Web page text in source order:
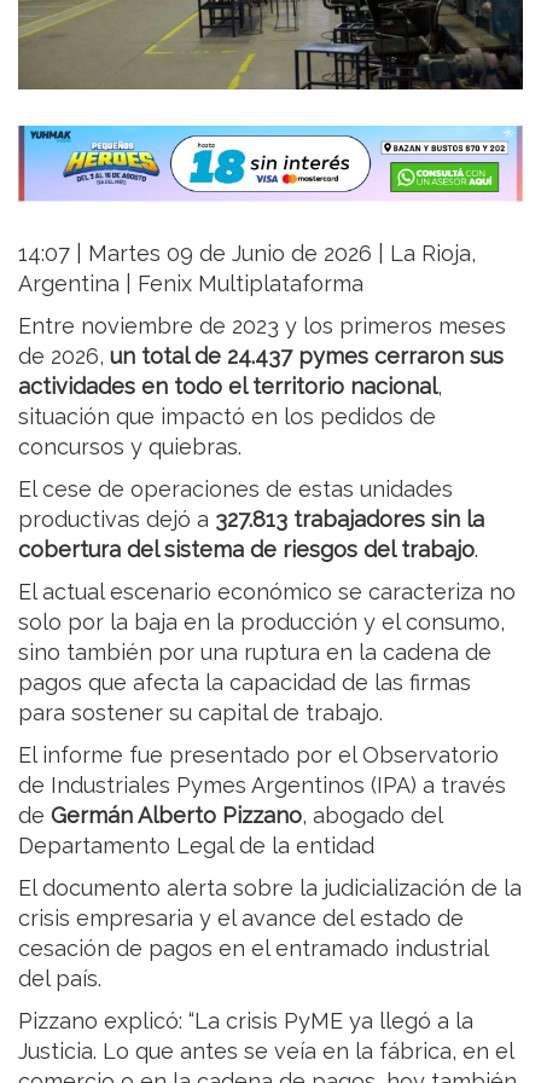
14:07 | Martes 09 de Junio de 2026 | La Rioja,
Argentina | Fenix Multiplataforma
Entre noviembre de 2023 y los primeros meses
de 2026, un total de 24.437 pymes cerraron sus
actividades en todo el territorio nacional,
situación que impactó en los pedidos de
concursos y quiebras.
El cese de operaciones de estas unidades
productivas dejó a 327.813 trabajadores sin la
cobertura del sistema de riesgos del trabajo.
El actual escenario económico se caracteriza no
solo por la baja en la producción y el consumo,
sino también por una ruptura en la cadena de
pagos que afecta la capacidad de las firmas
para sostener su capital de trabajo.
El informe fue presentado por el Observatorio
de Industriales Pymes Argentinos (IPA) a través
de Germán Alberto Pizzano, abogado del
Departamento Legal de la entidad
El documento alerta sobre la judicialización de la
crisis empresaria y el avance del estado de
cesación de pagos en el entramado industrial
del país.
Pizzano explicó: “La crisis PyME ya llegó a la
Justicia. Lo que antes se veía en la fábrica, en el